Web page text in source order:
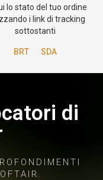
lo stato del tuo ordine
i link di tracking
sottostanti
BRT SDA
di